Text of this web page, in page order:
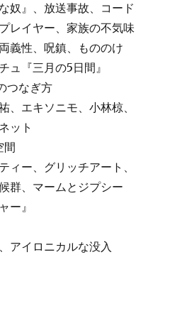
奴』、放送事故、コード
レイヤー、家族の不気味
義性、呪鎮、もののけ
ュ『三月の5日間』
つなぎ方
、エキソニモ、小林椋、
ット
間
ィー、グリッチアート、
群、マームとジプシー
ー』
アイロニカルな没入